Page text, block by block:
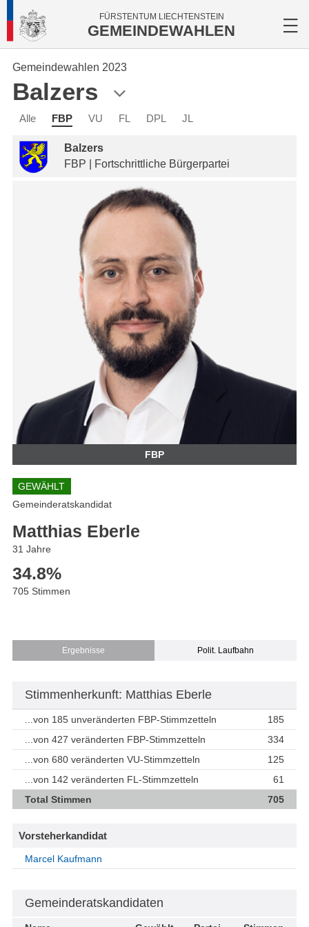
FÜRSTENTUM LIECHTENSTEIN
GEMEINDEWAHLEN
Gemeindewahlen 2023
Balzers
Alle FBP VU FL DPL JL
Balzers
FBP | Fortschrittliche Bürgerpartei
FBP
GEWÄHLT
Gemeinderatskandidat
Matthias Eberle
31 Jahre
34.8%
705 Stimmen
Ergebnisse Polit. Laufbahn
Stimmenherkunft: Matthias Eberle
...von 185 unveränderten FBP-Stimmzetteln
185
...von 427 veränderten FBP-Stimmzetteln
334
...von 680 veränderten VU-Stimmzetteln
125
...von 142 veränderten FL-Stimmzetteln
61
Total Stimmen
705
Vorsteherkandidat
Marcel Kaufmann
Gemeinderatskandidaten